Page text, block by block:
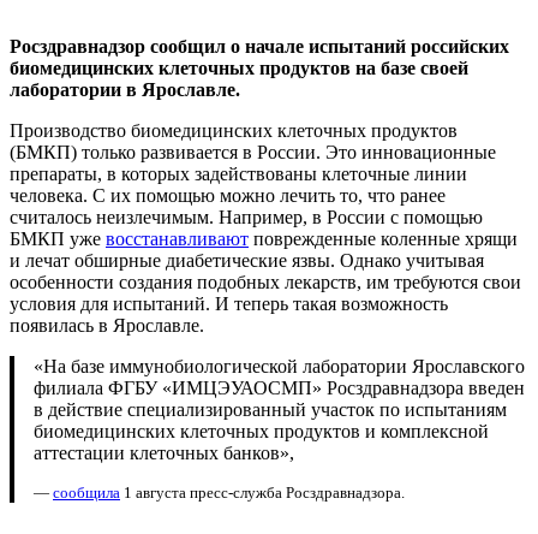
Росздравнадзор сообщил о начале испытаний российских
биомедицинских клеточных продуктов на базе своей
лаборатории в Ярославле.
Производство биомедицинских клеточных продуктов
(БМКП) только развивается в России. Это инновационные
препараты, в которых задействованы клеточные линии
человека. С их помощью можно лечить то, что ранее
считалось неизлечимым. Например, в России с помощью
БМКП уже восстанавливают поврежденные коленные хрящи
и лечат обширные диабетические язвы. Однако учитывая
особенности создания подобных лекарств, им требуются свои
условия для испытаний. И теперь такая возможность
появилась в Ярославле.
«На базе иммунобиологической лаборатории Ярославского
филиала ФГБУ «ИМЦЭУАОСМП» Росздравнадзора введен
в действие специализированный участок по испытаниям
биомедицинских клеточных продуктов и комплексной
аттестации клеточных банков»,
— сообщила 1 августа пресс-служба Росздравнадзора.